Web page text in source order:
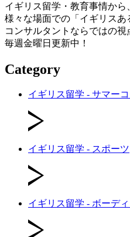
イギリス留学・教育事情から
様々な場面での「イギリス
コンサルタントならではの視
毎週金曜日更新中！
Category
イギリス留学 - サマー
イギリス留学 - スポーツ
イギリス留学 - ボーデ